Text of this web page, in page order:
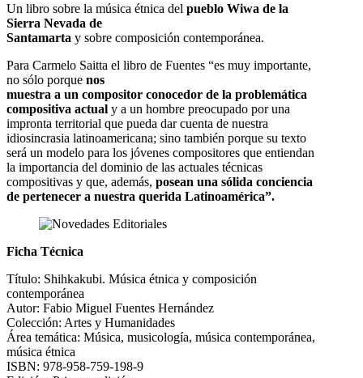
Un libro sobre la música étnica del pueblo Wiwa de la
Sierra Nevada de
Santamarta y sobre composición contemporánea.
Para Carmelo Saitta el libro de Fuentes “es muy importante,
no sólo porque nos
muestra a un compositor conocedor de la problemática
compositiva actual y a un hombre preocupado por una
impronta territorial que pueda dar cuenta de nuestra
idiosincrasia latinoamericana; sino también porque su texto
será un modelo para los jóvenes compositores que entiendan
la importancia del dominio de las actuales técnicas
compositivas y que, además, posean una sólida conciencia
de pertenecer a nuestra querida Latinoamérica”.
Ficha Técnica
Título: Shihkakubi. Música étnica y composición
contemporánea
Autor: Fabio Miguel Fuentes Hernández
Colección: Artes y Humanidades
Área temática: Música, musicología, música contemporánea,
música étnica
ISBN: 978-958-759-198-9